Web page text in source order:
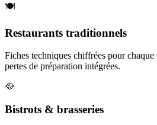
🍽️
Restaurants traditionnels
Fiches techniques chiffrées pour
pertes de préparation intégrées.
🥘
Bistrots & brasseries